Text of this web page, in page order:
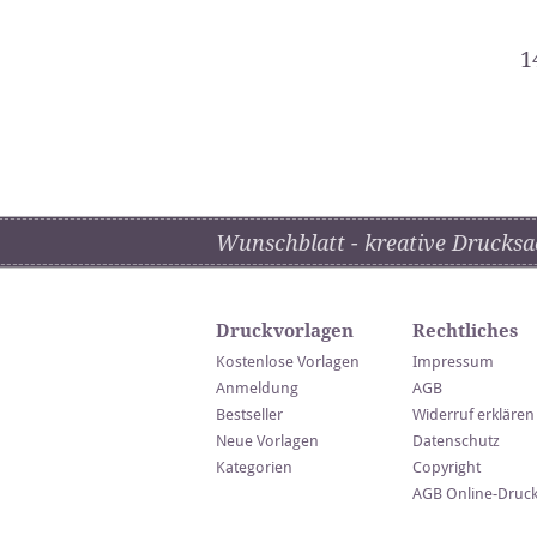
Wunschblatt - kreative
Druckvorlagen
Kostenlose Vorlagen
Anmeldung
Bestseller
Neue Vorlagen
Kategorien
Rechtliches
Impressum
AGB
Widerruf erklären
Datenschutz
Copyright
AGB Online-Druck